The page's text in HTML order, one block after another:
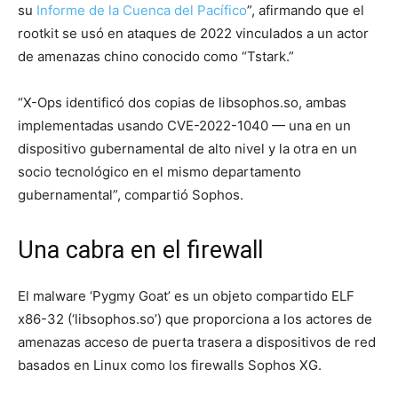
su Informe de la Cuenca del Pacífico”, afirmando que el
rootkit se usó en ataques de 2022 vinculados a un actor
de amenazas chino conocido como “Tstark.”
“X-Ops identificó dos copias de libsophos.so, ambas
implementadas usando CVE-2022-1040 — una en un
dispositivo gubernamental de alto nivel y la otra en un
socio tecnológico en el mismo departamento
gubernamental”, compartió Sophos.
Una cabra en el firewall
El malware ‘Pygmy Goat’ es un objeto compartido ELF
x86-32 (‘libsophos.so’) que proporciona a los actores de
amenazas acceso de puerta trasera a dispositivos de red
basados en Linux como los firewalls Sophos XG.